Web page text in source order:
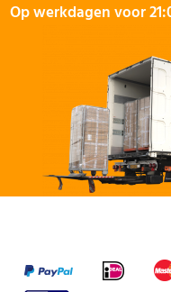
Op werkdagen voor